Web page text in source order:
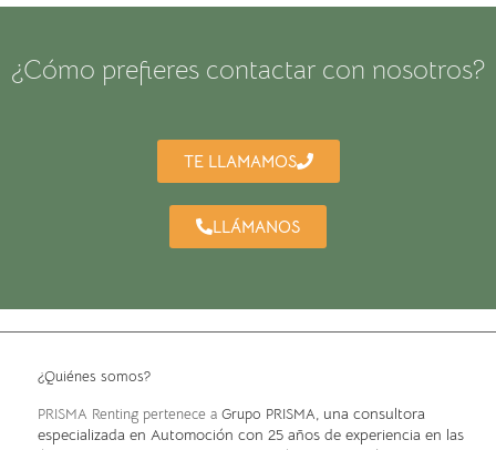
¿Cómo prefieres contactar con nosotros?
TE LLAMAMOS
LLÁMANOS
¿Quiénes somos?
PRISMA Renting pertenece a Grupo PRISMA, una consultora
especializada en Automoción con 25 años de experiencia en las